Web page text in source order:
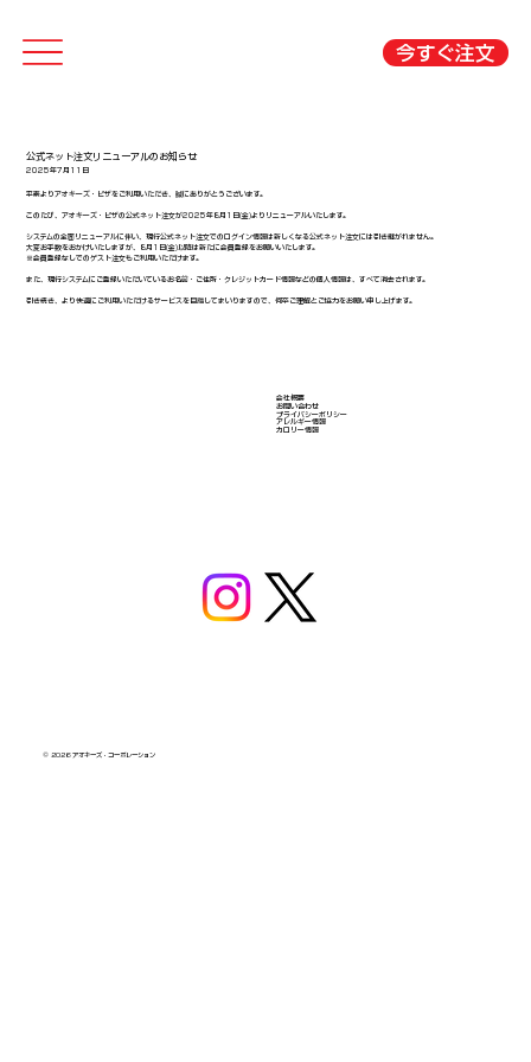
今すぐ注文
公式ネット注文リニューアルのお知らせ
2025年7月11日
平素よりアオキーズ・ピザをご利用いただき、誠にありがとうございます。
このたび、アオキーズ・ピザの公式ネット注文が2025年8月1日(金)よりリニューアルいたします。
システムの全面リニューアルに伴い、現行公式ネット注文でのログイン情報は新しくなる公式ネット注文には引き継がれません。
大変お手数をおかけいたしますが、8月1日(金)以降は新たに会員登録をお願いいたします。
※会員登録なしでのゲスト注文もご利用いただけます。
また、現行システムにご登録いただいているお名前・ご住所・クレジットカード情報などの個人情報は、すべて消去されます。
引き続き、より快適にご利用いただけるサービスを目指してまいりますので、何卒ご理解とご協力をお願い申し上げます。
会社概要
​お問い合わせ
​プライバシーポリシー
アレルギー情報
​カロリー情報
© 2026 アオキーズ・コーポレーション